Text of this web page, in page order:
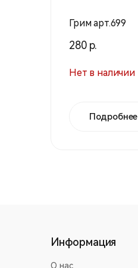
Грим арт.699
280 р.
Нет в наличии
Подробнее
Информация
О нас